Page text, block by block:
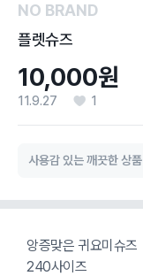
NO BRAND
플렛슈즈
10,000원
11.9.27 1
사용감 있는 깨끗한 상품
앙증맞은 귀요미슈즈
240사이즈